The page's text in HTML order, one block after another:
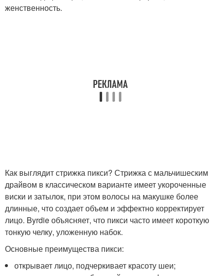
женственность.
Как выглядит стрижка пикси? Стрижка с мальчишеским
драйвом в классическом варианте имеет укороченные
виски и затылок, при этом волосы на макушке более
длинные, что создает объем и эффектно корректирует
лицо. Byrdie объясняет, что пикси часто имеет короткую
тонкую челку, уложенную набок.
Основные преимущества пикси:
открывает лицо, подчеркивает красоту шеи;